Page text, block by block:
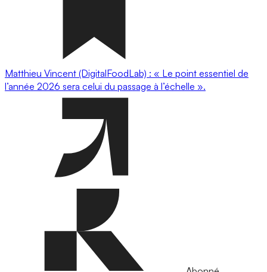
Matthieu Vincent (DigitalFoodLab) : « Le point essentiel de
l’année 2026 sera celui du passage à l’échelle ».